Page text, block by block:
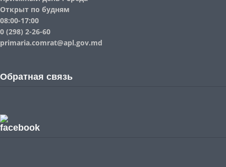
Открыт по будням
08:00-17:00
0 (298) 2-26-60
primaria.comrat@apl.gov.md
Обратная связь
facebook